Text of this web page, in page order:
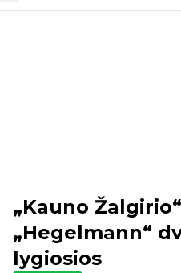
„Kauno
„Hegelmann“
lygiosios